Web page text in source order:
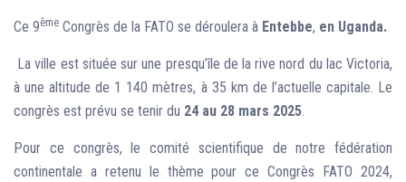
Ce 9ème Congrès de la FATO se déroulera à Entebbe, en Uganda.
La ville est située sur une presqu’île de la rive nord du lac Victoria,
à une altitude de 1 140 mètres, à 35 km de l’actuelle capitale. Le
congrès est prévu se tenir du 24 au 28 mars 2025.
Pour ce congrès, le comité scientifique de notre fédération
continentale a retenu le thème pour ce Congrès FATO 2024,